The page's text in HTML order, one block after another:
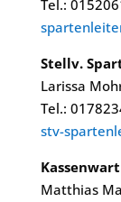
Tel.:
Stellv.
Larissa
Tel.:
stv-
Kassenwart
Matthias